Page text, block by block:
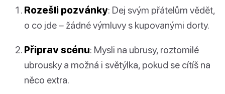
Rozešli pozvánky: Dej svým přátelům vědět,
o co jde – žádné výmluvy s kupovanými dorty.
Připrav scénu: Mysli na ubrusy, roztomilé
ubrousky a možná i světýlka, pokud se cítíš na
něco extra.